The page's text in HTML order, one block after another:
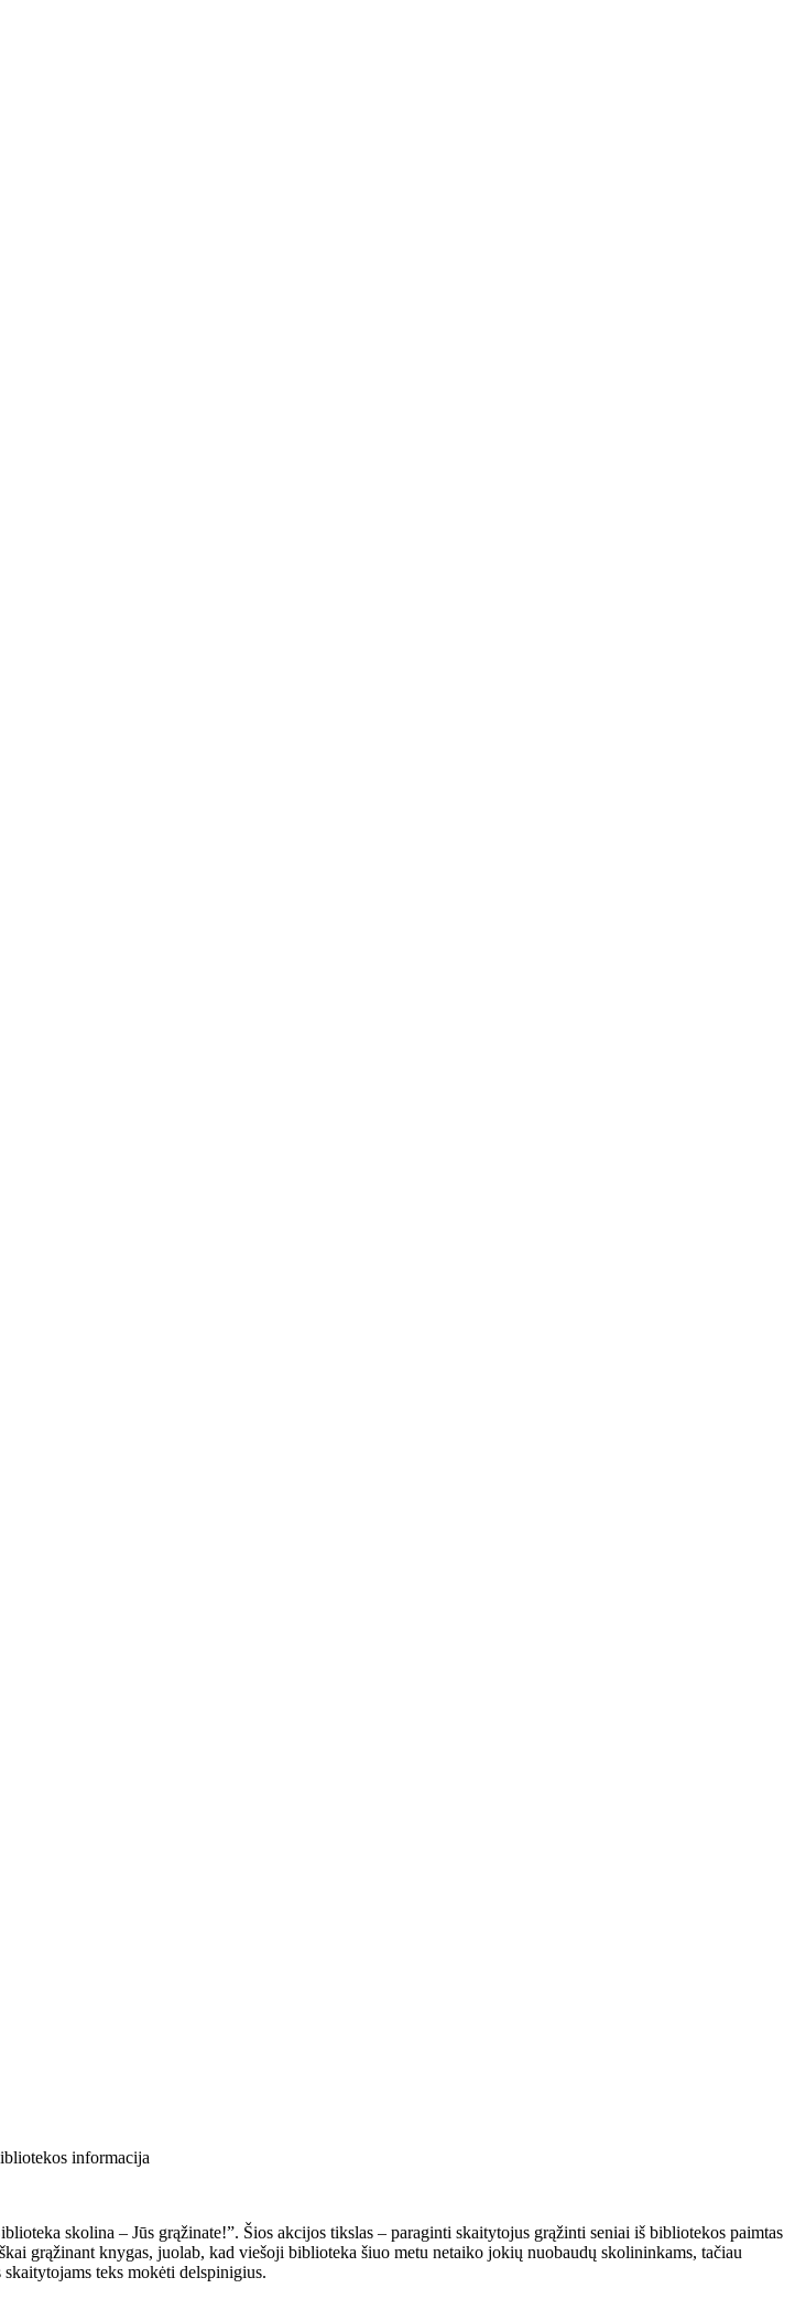
informacija
skolina – Jūs grąžinate!”. Šios akcijos tikslas – paraginti skaitytojus grąžinti seniai iš bibliotekos paimtas
grąžinant knygas, juolab, kad viešoji biblioteka šiuo metu netaiko jokių nuobaudų skolininkams, tačiau
teks mokėti delspinigius.